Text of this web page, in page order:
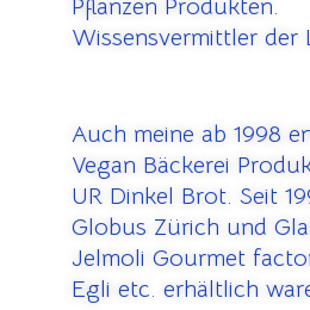
Pflanzen Produkten.
Wissensvermittler der
Auch meine ab 1998
Vegan Bäckerei
UR Dinkel Brot. Seit
Globus Zürich und
Jelmoli Gourmet
Egli etc. erhältlich